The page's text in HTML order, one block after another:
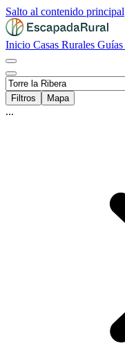
Salto al contenido principal
Inicio Casas Rurales Guías
Filtros
Mapa
...